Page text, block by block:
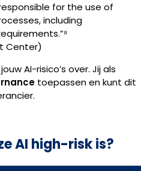
for the use of
including
Center)
jouw AI-risico’s over. Jij als
toepassen en kunt dit
AI high-risk is?